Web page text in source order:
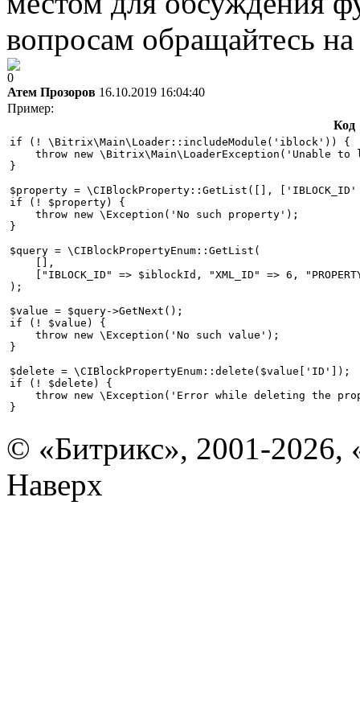
вопросам обращайтесь
0
Атем Прозоров 16.10.2019 16:04:40
Пример:
Код
if (! \Bitrix\Main\Loader::includeModule('iblock')) {
throw new \Bitrix\Main\LoaderException('Unable to
}
$property = \CIBlockProperty::GetList([],
if (! $property) {
throw new \Exception('No such property');
}
$query = \CIBlockPropertyEnum::GetList(
[],
["IBLOCK_ID" => $iblockId, "XML_ID" => 6,
);
$value = $query->GetNext();
if (! $value) {
throw new \Exception('No such value');
}
$delete = \CIBlockPropertyEnum::delete($value['ID']);
if (! $delete) {
throw new \Exception('Error while deleting the
}
© «Битрикс», 2001-2026,
Наверх